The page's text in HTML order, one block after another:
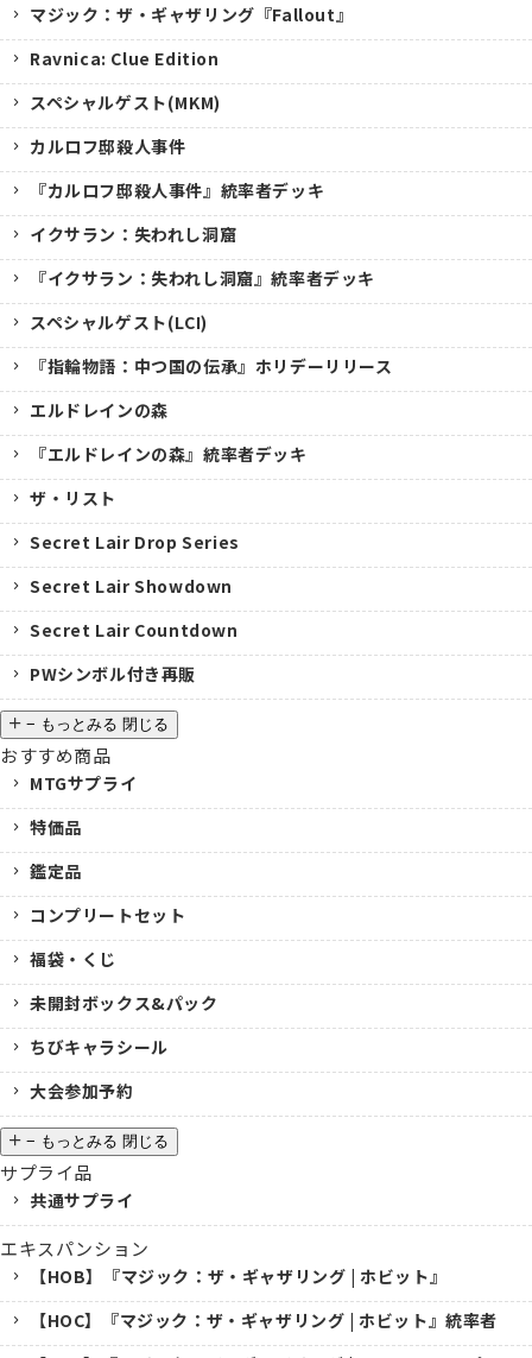
マジック：ザ・ギャザリング『Fallout』
Ravnica: Clue Edition
スペシャルゲスト(MKM)
カルロフ邸殺人事件
『カルロフ邸殺人事件』統率者デッキ
イクサラン：失われし洞窟
『イクサラン：失われし洞窟』統率者デッキ
スペシャルゲスト(LCI)
『指輪物語：中つ国の伝承』ホリデーリリース
エルドレインの森
『エルドレインの森』統率者デッキ
ザ・リスト
Secret Lair Drop Series
Secret Lair Showdown
Secret Lair Countdown
PWシンボル付き再販
− もっとみる 閉じる
おすすめ商品
MTGサプライ
特価品
鑑定品
コンプリートセット
福袋・くじ
未開封ボックス&パック
ちびキャラシール
大会参加予約
− もっとみる 閉じる
サプライ品
共通サプライ
エキスパンション
【HOB】『マジック：ザ・ギャザリング | ホビット』
【HOC】『マジック：ザ・ギャザリング | ホビット』統率者